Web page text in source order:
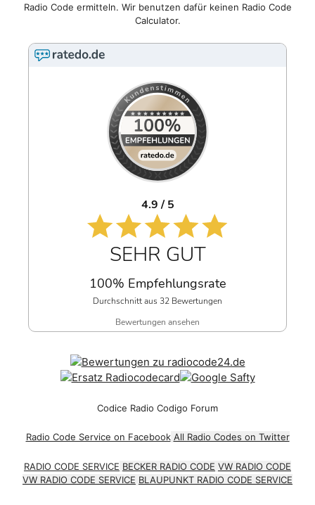
Radio Code ermitteln. Wir benutzen dafür keinen Radio Code
Calculator.
4.9 / 5
SEHR GUT
100% Empfehlungsrate
Durchschnitt aus 32 Bewertungen
Bewertungen ansehen
Codice Radio Codigo Forum
Radio Code Service on Facebook All Radio Codes on Twitter
RADIO CODE SERVICE BECKER RADIO CODE VW RADIO CODE
VW RADIO CODE SERVICE BLAUPUNKT RADIO CODE SERVICE